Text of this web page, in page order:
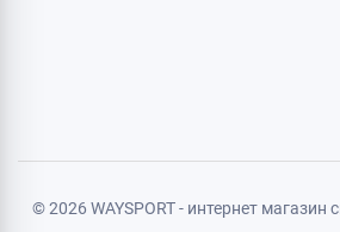
© 2026 WAYSPORT - интернет магазин